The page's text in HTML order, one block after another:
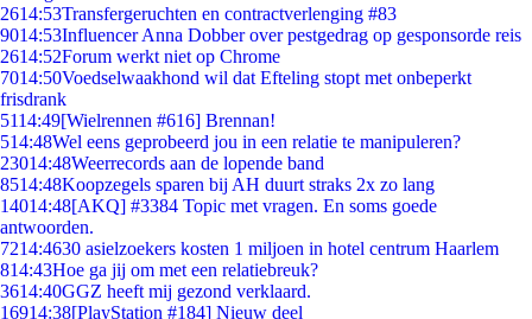
2614:53Transfergeruchten en contractverlenging #83
9014:53Influencer Anna Dobber over pestgedrag op gesponsorde reis
2614:52Forum werkt niet op Chrome
7014:50Voedselwaakhond wil dat Efteling stopt met onbeperkt
frisdrank
5114:49[Wielrennen #616] Brennan!
514:48Wel eens geprobeerd jou in een relatie te manipuleren?
23014:48Weerrecords aan de lopende band
8514:48Koopzegels sparen bij AH duurt straks 2x zo lang
14014:48[AKQ] #3384 Topic met vragen. En soms goede
antwoorden.
7214:4630 asielzoekers kosten 1 miljoen in hotel centrum Haarlem
814:43Hoe ga jij om met een relatiebreuk?
3614:40GGZ heeft mij gezond verklaard.
16914:38[PlayStation #184] Nieuw deel